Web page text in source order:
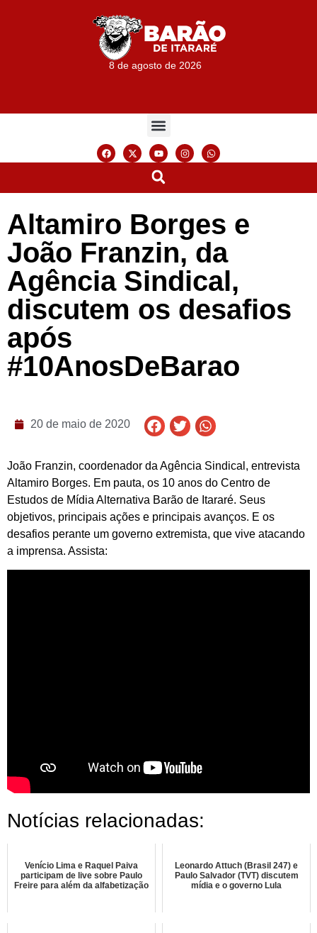
8 de agosto de 2026
Altamiro Borges e
João Franzin, da
Agência Sindical,
discutem os desafios
após
#10AnosDeBarao
20 de maio de 2020
João Franzin, coordenador da Agência Sindical, entrevista
Altamiro Borges. Em pauta, os 10 anos do Centro de
Estudos de Mídia Alternativa Barão de Itararé. Seus
objetivos, principais ações e principais avanços. E os
desafios perante um governo extremista, que vive atacando
a imprensa. Assista:
Notícias relacionadas:
Venício Lima e Raquel Paiva
participam de live sobre Paulo
Freire para além da alfabetização
Leonardo Attuch (Brasil 247) e
Paulo Salvador (TVT) discutem
mídia e o governo Lula